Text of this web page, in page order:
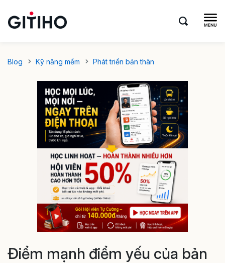
Blog Kỹ năng mềm Phát triển bản thân
Điểm mạnh điểm yếu của bản